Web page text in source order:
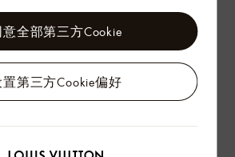
置第三方Cookie偏好
意全部第三方Cookie